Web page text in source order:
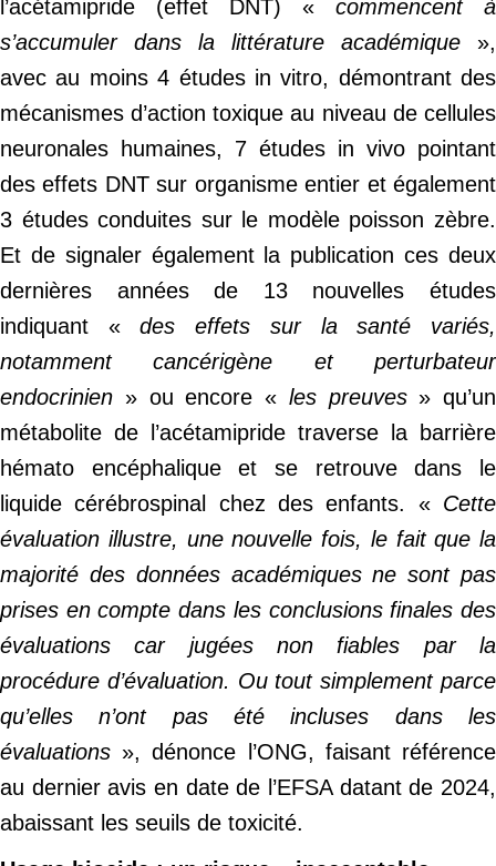
l’acétamipride (effet DNT) « commencent à
s’accumuler dans la littérature académique »,
avec au moins 4 études in vitro, démontrant des
mécanismes d’action toxique au niveau de cellules
neuronales humaines, 7 études in vivo pointant
des effets DNT sur organisme entier et également
3 études conduites sur le modèle poisson zèbre.
Et de signaler également la publication ces deux
dernières années de 13 nouvelles études
indiquant «des effets sur la santé variés,
notamment cancérigène et perturbateur
endocrinien » ou encore « les preuves» qu’un
métabolite de l’acétamipride traverse la barrière
hémato encéphalique et se retrouve dans le
liquide cérébrospinal chez des enfants. « Cette
évaluation illustre, une nouvelle fois, le fait que la
majorité des données académiques ne sont pas
prises en compte dans les conclusions finales des
évaluations car jugées non fiables par la
procédure d’évaluation. Ou tout simplement parce
qu’elles n’ont pas été incluses dans les
évaluations », dénonce l’ONG, faisant référence
au dernier avis en date de l’EFSA datant de 2024,
abaissant les seuils de toxicité.